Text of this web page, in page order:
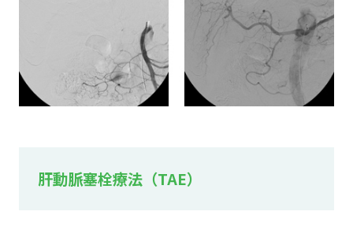
肝動脈塞栓療法（TAE）